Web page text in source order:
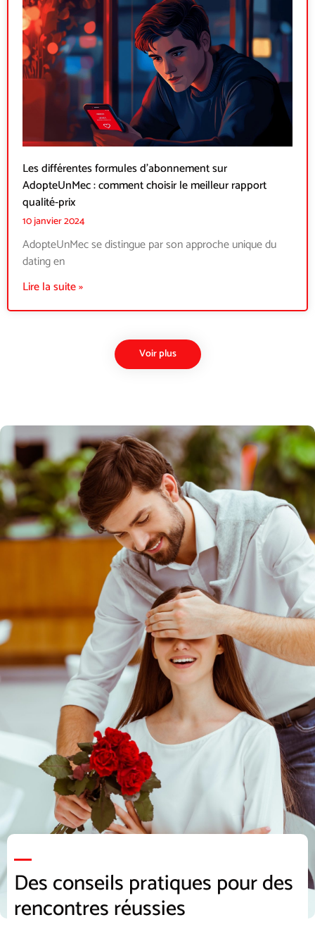
Les différentes formules d’abonnement sur
AdopteUnMec : comment choisir le meilleur rapport
qualité-prix
10 janvier 2024
AdopteUnMec se distingue par son approche unique du
dating en
Lire la suite »
Voir plus
Des conseils pratiques pour des
rencontres réussies